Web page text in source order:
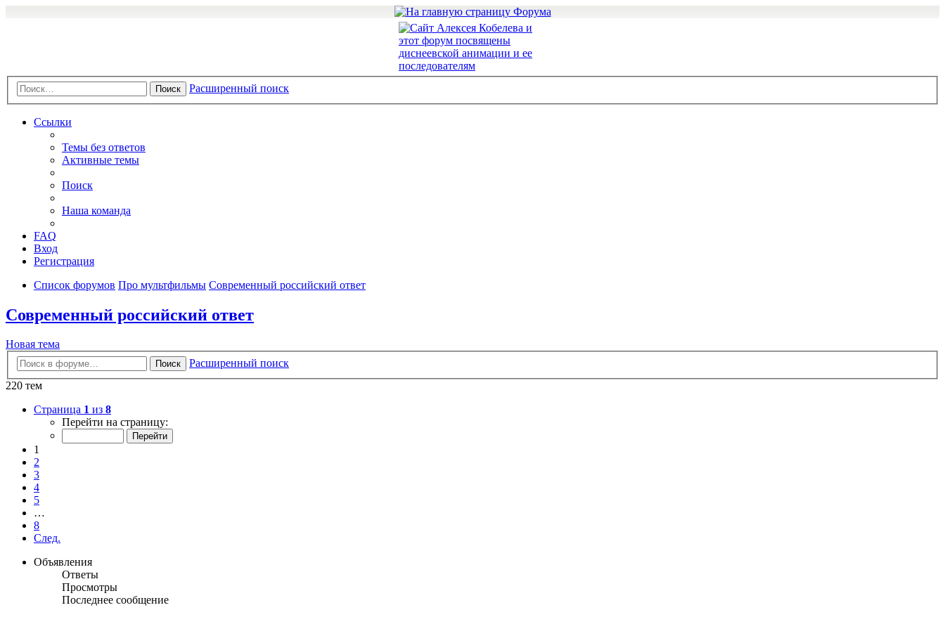
Поиск Расширенный поиск
Ссылки
Темы без ответов
Активные темы
Поиск
Наша команда
FAQ
Вход
Регистрация
Список форумов Про мультфильмы Современный российский ответ
Современный российский ответ
Новая тема
Поиск
Расширенный поиск
220 тем
Страница 1 из 8
Перейти на страницу:
1
2
3
4
5
…
8
След.
Объявления
Ответы
Просмотры
Последнее сообщение